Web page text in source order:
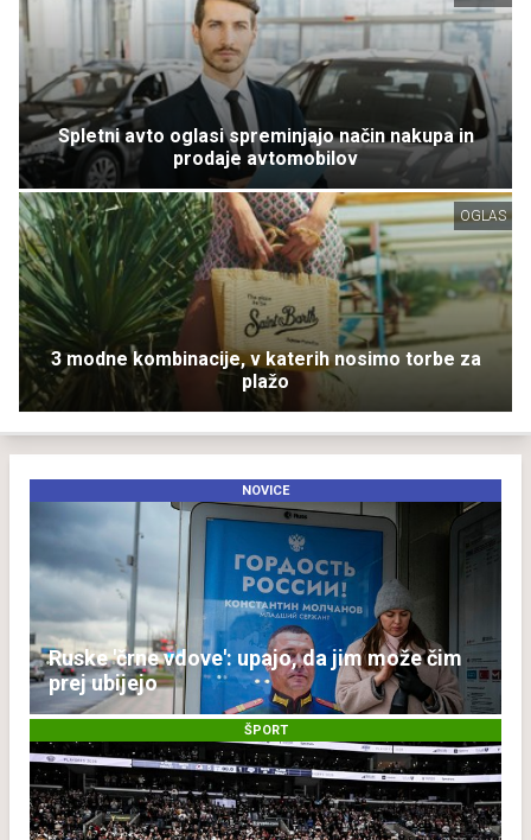
Spletni avto oglasi spreminjajo način nakupa in
prodaje avtomobilov
OGLAS
3 modne kombinacije, v katerih nosimo torbe za
plažo
NOVICE
Ruske 'črne vdove': upajo, da jim može čim
prej ubijejo
ŠPORT